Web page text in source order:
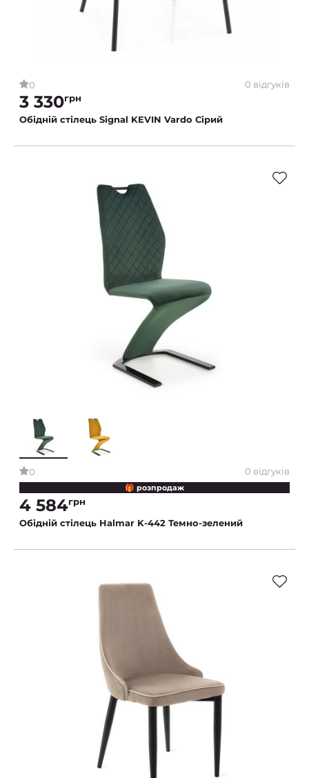
0 0 відгуків
3 330грн
Обідній стілець Signal KEVIN Vardo Сірий
0 0 відгуків
🎁 розпродаж
4 584грн
Обідній стілець Halmar K-442 Темно-зелений